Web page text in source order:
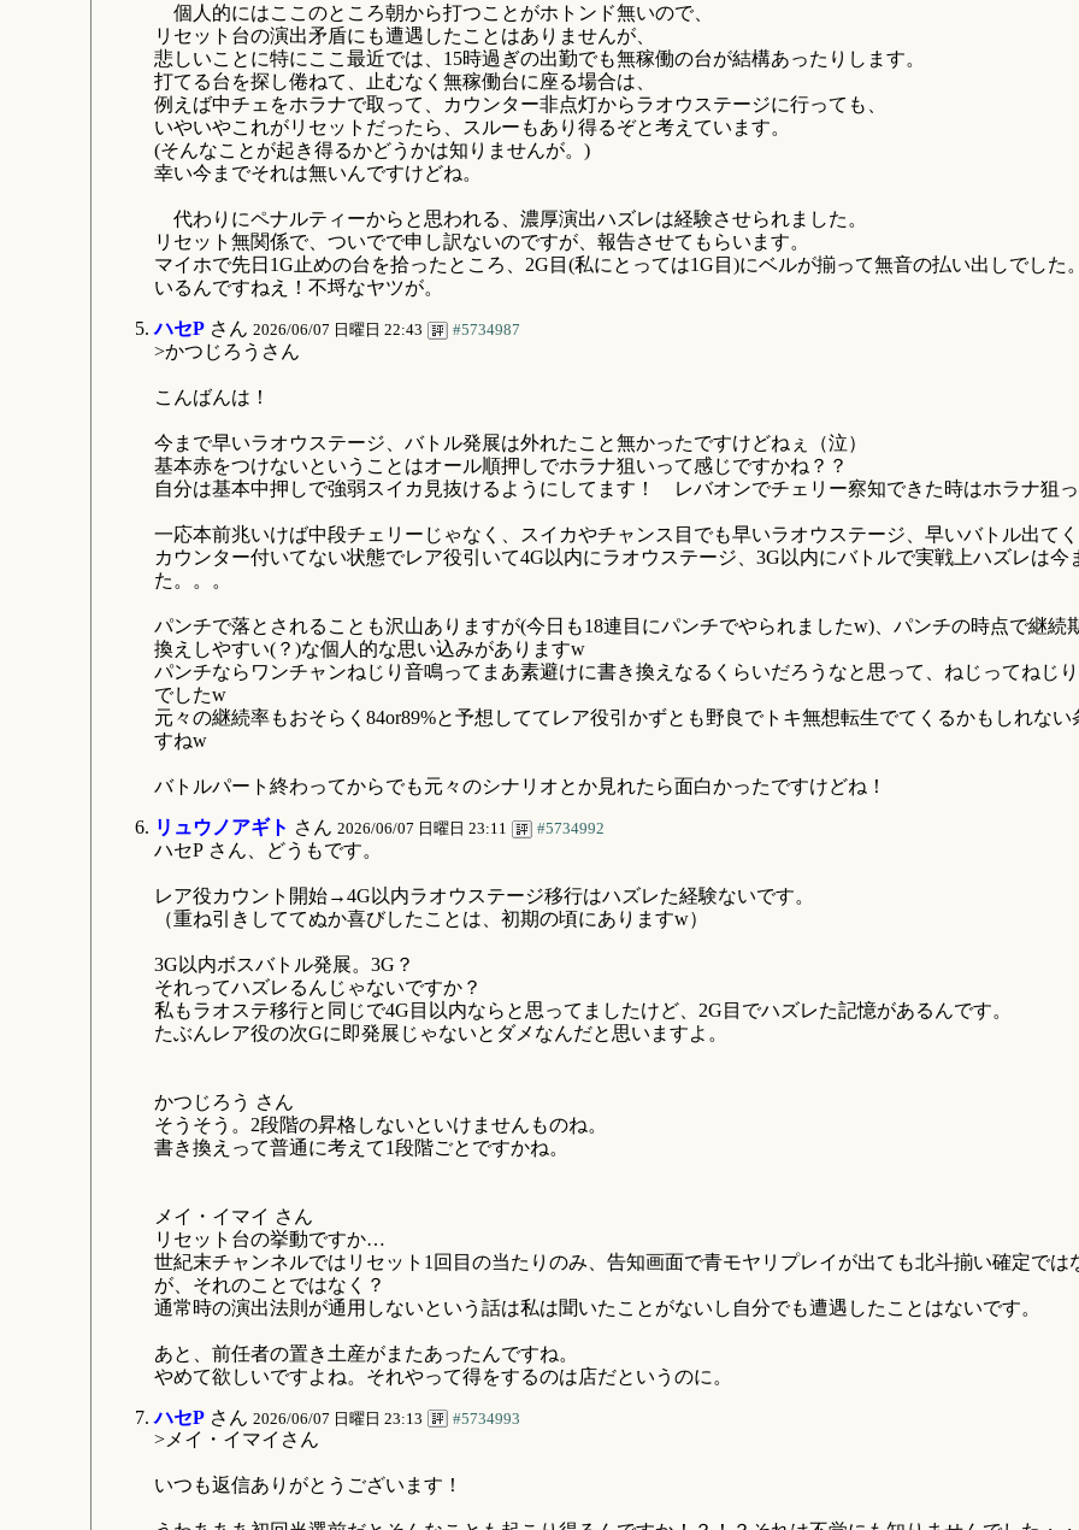
個人的にはここのところ朝から打つことがホトンド無いので、
リセット台の演出矛盾にも遭遇したことはありませんが、
悲しいことに特にここ最近では、15時過ぎの出勤でも無稼働の台が結構あったりします。
打てる台を探し倦ねて、止むなく無稼働台に座る場合は、
例えば中チェをホラナで取って、カウンター非点灯からラオウステージに行っても、
いやいやこれがリセットだったら、スルーもあり得るぞと考えています。
(そんなことが起き得るかどうかは知りませんが。)
幸い今までそれは無いんですけどね。
代わりにペナルティーからと思われる、濃厚演出ハズレは経験させられました。
リセット無関係で、ついでで申し訳ないのですが、報告させてもらいます。
マイホで先日1G止めの台を拾ったところ、2G目(私にとっては1G目)にベルが揃って無音の払い出しでした
いるんですねえ！不埒なヤツが。
ハセPさん 2026/06/07 日曜日 22:43 #5734987
>かつじろうさん
こんばんは！
今まで早いラオウステージ、バトル発展は外れたこと無かったですけどねぇ（泣）
基本赤をつけないということはオール順押しでホラナ狙いって感じですかね？？
自分は基本中押しで強弱スイカ見抜けるようにしてます！ レバオンでチェリー察知できた時はホラナ狙
一応本前兆いけば中段チェリーじゃなく、スイカやチャンス目でも早いラオウステージ、早いバトル出て
カウンター付いてない状態でレア役引いて4G以内にラオウステージ、3G以内にバトルで実戦上ハズレは
た。。。
パンチで落とされることも沢山ありますが(今日も18連目にパンチでやられましたw)、パンチの時点で継
換えしやすい(？)な個人的な思い込みがありますw
パンチならワンチャンねじり音鳴ってまあ素避けに書き換えなるくらいだろうなと思って、ねじってねじ
でしたw
元々の継続率もおそらく84or89%と予想しててレア役引かずとも野良でトキ無想転生でてくるかもしれな
すねw
バトルパート終わってからでも元々のシナリオとか見れたら面白かったですけどね！
リュウノアギト さん 2026/06/07 日曜日 23:11 #5734992
ハセP さん、どうもです。
レア役カウント開始→4G以内ラオウステージ移行はハズレた経験ないです。
（重ね引きしててぬか喜びしたことは、初期の頃にありますw）
3G以内ボスバトル発展。3G？
それってハズレるんじゃないですか？
私もラオステ移行と同じで4G目以内ならと思ってましたけど、2G目でハズレた記憶があるんです。
たぶんレア役の次Gに即発展じゃないとダメなんだと思いますよ。
かつじろう さん
そうそう。2段階の昇格しないといけませんものね。
書き換えって普通に考えて1段階ごとですかね。
メイ・イマイ さん
リセット台の挙動ですか…
世紀末チャンネルではリセット1回目の当たりのみ、告知画面で青モヤリプレイが出ても北斗揃い確定で
が、それのことではなく？
通常時の演出法則が通用しないという話は私は聞いたことがないし自分でも遭遇したことはないです。
あと、前任者の置き土産がまたあったんですね。
やめて欲しいですよね。それやって得をするのは店だというのに。
ハセPさん 2026/06/07 日曜日 23:13 #5734993
>メイ・イマイさん
いつも返信ありがとうございます！